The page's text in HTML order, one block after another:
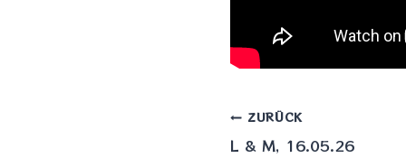
ZURÜCK
L & M, 16.05.26